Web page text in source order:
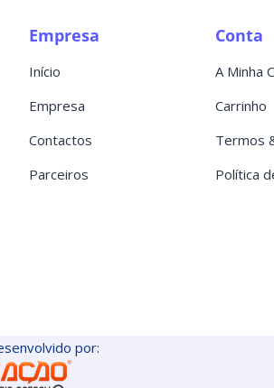
Empresa
Início
Empresa
Contactos
Parceiros
Conta
A Minha
Carrinho
Termos
Política
por: